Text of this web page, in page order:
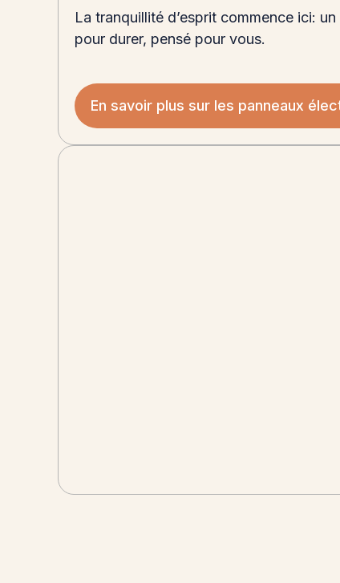
La tranquillité d’esprit commence ici:
pour durer, pensé pour vous.
En savoir plus sur les panneaux